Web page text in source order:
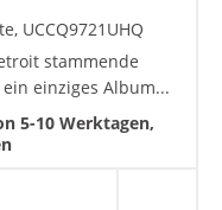
UCCQ9721UHQ
stammende
einziges Album...
5-10 Werktagen,